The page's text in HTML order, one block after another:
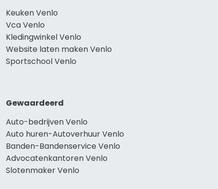
Keuken Venlo
Vca Venlo
Kledingwinkel Venlo
Website laten maken Venlo
Sportschool Venlo
Gewaardeerd
Auto-bedrijven Venlo
Auto huren-Autoverhuur Venlo
Banden-Bandenservice Venlo
Advocatenkantoren Venlo
Slotenmaker Venlo